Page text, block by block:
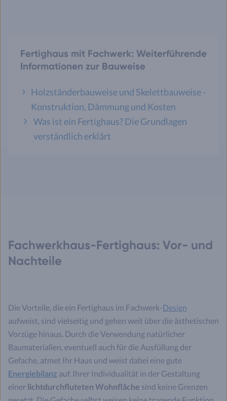
Fertighaus mit Fachwerk: Weiterführende
Informationen zur Bauweise
Holzständerbauweise und Skelettbauweise -
Konstruktion, Dämmung und Kosten
Was ist ein Fertighaus? Die Grundlagen
verständlich erklärt
Fachwerkhaus-Fertighaus: Vor- und
Nachteile
Die Vorteile, die ein Fertighaus im Fachwerk-Design
aufweist, sind vielseitig und gehen weit über die ästhetischen
Vorzüge hinaus. Durch die Verwendung natürlicher
Baumaterialien, eventuell auch für die Ausfüllung der
Gefache, atmet Ihr Haus und weist dabei eine gute
Energiebilanz auf. Ihrer Individualität in der Gestaltung
einer lichtdurchfluteten Wohnfläche sind keine Grenzen